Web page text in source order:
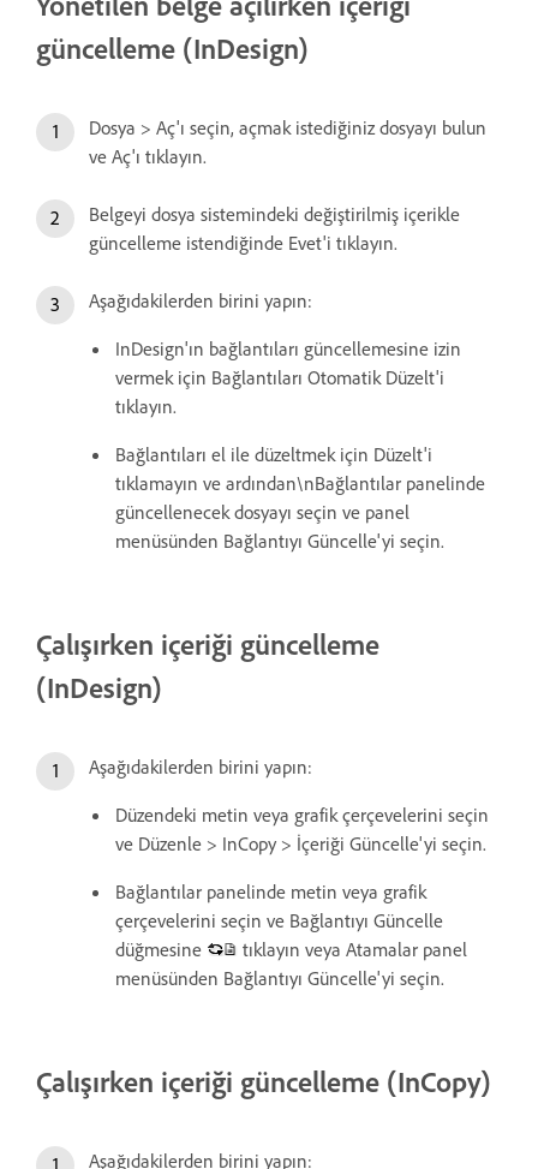
güncelleme (InDesign)
Dosya > Aç'ı seçin, açmak istediğiniz dosyayı bulun
ve Aç'ı tıklayın.
Belgeyi dosya sistemindeki değiştirilmiş içerikle
güncelleme istendiğinde Evet'i tıklayın.
Aşağıdakilerden birini yapın:
InDesign'ın bağlantıları güncellemesine izin
vermek için Bağlantıları Otomatik Düzelt'i
tıklayın.
Bağlantıları el ile düzeltmek için Düzelt'i
tıklamayın ve ardından\nBağlantılar panelinde
güncellenecek dosyayı seçin ve panel
menüsünden Bağlantıyı Güncelle'yi seçin.
Çalışırken içeriği güncelleme
(InDesign)
Aşağıdakilerden birini yapın:
Düzendeki metin veya grafik çerçevelerini seçin
ve Düzenle > InCopy > İçeriği Güncelle'yi seçin.
Bağlantılar panelinde metin veya grafik
çerçevelerini seçin ve Bağlantıyı Güncelle
düğmesine
tıklayın veya Atamalar panel
menüsünden Bağlantıyı Güncelle'yi seçin.
Çalışırken içeriği güncelleme (InCopy)
Aşağıdakilerden birini yapın: